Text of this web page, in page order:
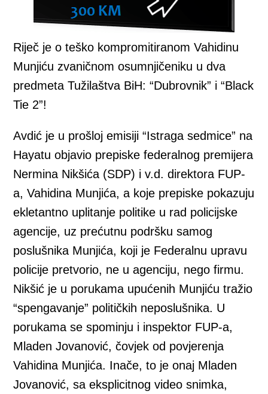
Riječ je o teško kompromitiranom Vahidinu
Munjiću zvaničnom osumnjičeniku u dva
predmeta Tužilaštva BiH: “Dubrovnik” i “Black
Tie 2”!
Avdić je u prošloj emisiji “Istraga sedmice” na
Hayatu objavio prepiske federalnog premijera
Nermina Nikšića (SDP) i v.d. direktora FUP-
a, Vahidina Munjića, a koje prepiske pokazuju
ekletantno uplitanje politike u rad policijske
agencije, uz prećutnu podršku samog
poslušnika Munjića, koji je Federalnu upravu
policije pretvorio, ne u agenciju, nego firmu.
Nikšić je u porukama upućenih Munjiću tražio
“spengavanje” političkih neposlušnika. U
porukama se spominju i inspektor FUP-a,
Mladen Jovanović, čovjek od povjerenja
Vahidina Munjića. Inače, to je onaj Mladen
Jovanović, sa eksplicitnog video snimka,